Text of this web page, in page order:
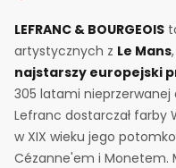
LEFRANC & BOURGEOIS
artystycznych z Le Mans
najstarszy europejski
305 latami nieprzerwanej
Lefranc dostarczał farby
w XIX wieku jego
Cézanne'em i Monetem.